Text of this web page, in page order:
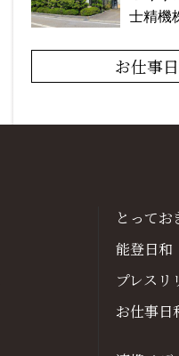
士精機
お仕事
とってお
能登日和
プレスリ
お仕事日